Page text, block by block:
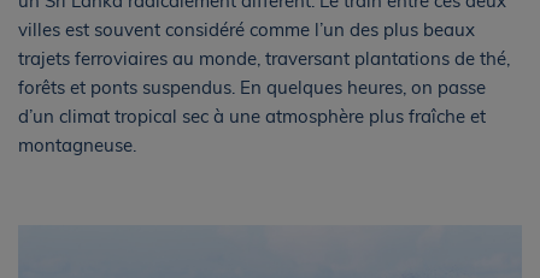
villes est souvent considéré comme l’un des plus beaux
trajets ferroviaires au monde, traversant plantations de thé,
forêts et ponts suspendus. En quelques heures, on passe
d’un climat tropical sec à une atmosphère plus fraîche et
montagneuse.